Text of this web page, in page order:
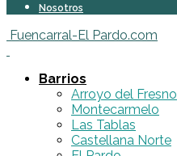
Nosotros
Fuencarral-El Pardo.com
Barrios
Arroyo del Fresno
Montecarmelo
Las Tablas
Castellana Norte